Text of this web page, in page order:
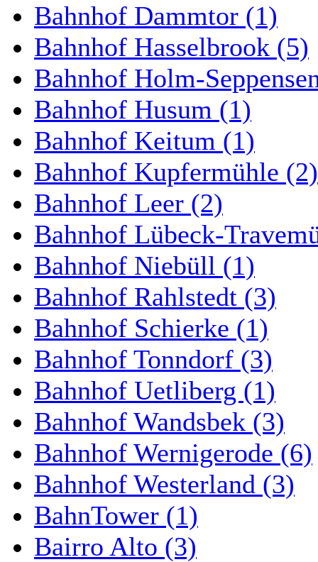
Bahnhof Dammtor (1)
Bahnhof Hasselbrook (5)
Bahnhof Holm-
Bahnhof Husum (1)
Bahnhof Keitum (1)
Bahnhof Kupfermühle (2)
Bahnhof Leer (2)
Bahnhof Lübeck-
Bahnhof Niebüll (1)
Bahnhof Rahlstedt (3)
Bahnhof Schierke (1)
Bahnhof Tonndorf (3)
Bahnhof Uetliberg (1)
Bahnhof Wandsbek (3)
Bahnhof Wernigerode (6)
Bahnhof Westerland (3)
BahnTower (1)
Bairro Alto (3)